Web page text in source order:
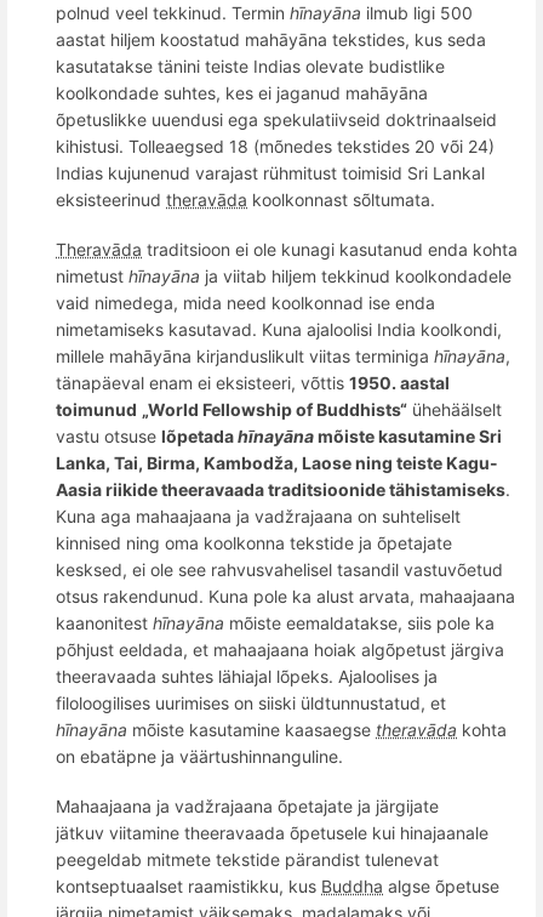
polnud veel tekkinud. Termin hīnayāna ilmub ligi 500
aastat hiljem koostatud mahāyāna tekstides, kus seda
kasutatakse tänini teiste Indias olevate budistlike
koolkondade suhtes, kes ei jaganud mahāyāna
õpetuslikke uuendusi ega spekulatiivseid doktrinaalseid
kihistusi. Tolleaegsed 18 (mõnedes tekstides 20 või 24)
Indias kujunenud varajast rühmitust toimisid Sri Lankal
eksisteerinud theravāda koolkonnast sõltumata.
Theravāda traditsioon ei ole kunagi kasutanud enda kohta
nimetust hīnayāna ja viitab hiljem tekkinud koolkondadele
vaid nimedega, mida need koolkonnad ise enda
nimetamiseks kasutavad. Kuna ajaloolisi India koolkondi,
millele mahāyāna kirjanduslikult viitas terminiga hīnayāna,
tänapäeval enam ei eksisteeri, võttis 1950. aastal
toimunud „World Fellowship of Buddhists“ ühehäälselt
vastu otsuse lõpetadahīnayānamõiste kasutamine Sri
Lanka, Tai, Birma, Kambodža, Laose ning teiste Kagu-
Aasia riikide theeravaada traditsioonide tähistamiseks.
Kuna aga mahaajaana ja vadžrajaana on suhteliselt
kinnised ning oma koolkonna tekstide ja õpetajate
kesksed, ei ole see rahvusvahelisel tasandil vastuvõetud
otsus rakendunud. Kuna pole ka alust arvata, mahaajaana
kaanonitest hīnayāna mõiste eemaldatakse, siis pole ka
põhjust eeldada, et mahaajaana hoiak algõpetust järgiva
theeravaada suhtes lähiajal lõpeks. Ajaloolises ja
filoloogilises uurimises on siiski üldtunnustatud, et
hīnayāna mõiste kasutamine kaasaegse theravāda kohta
on ebatäpne ja väärtushinnanguline.
Mahaajaana ja vadžrajaana õpetajate ja järgijate
jätkuv viitamine theeravaada õpetusele kui hinajaanale
peegeldab mitmete tekstide pärandist tulenevat
kontseptuaalset raamistikku, kus Buddha algse õpetuse